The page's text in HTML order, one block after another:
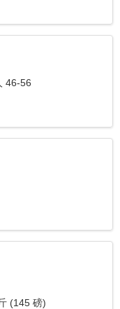
46-56
(145 磅)